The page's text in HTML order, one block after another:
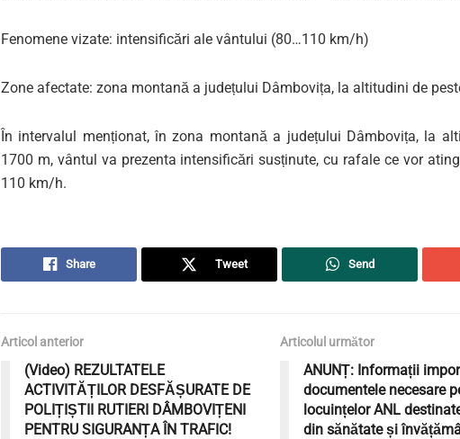
Fenomene vizate: intensificări ale vântului (80…110 km/h)
Zone afectate: zona montană a județului Dâmbovița, la altitudini de
În intervalul menționat, în zona montană a județului Dâmbovița, la
1700 m, vântul va prezenta intensificări susținute, cu rafale ce vor
110 km/h.
Share Tweet Send
Articol anterior
(Video) REZULTATELE
ACTIVITĂȚILOR DESFĂȘURATE DE
POLIȚIȘTII RUTIERI DÂMBOVIȚENI
PENTRU SIGURANȚA ÎN TRAFIC!
Articolul următor
ANUNȚ: Informații
documentele necesare
locuințelor ANL
din sănătate și